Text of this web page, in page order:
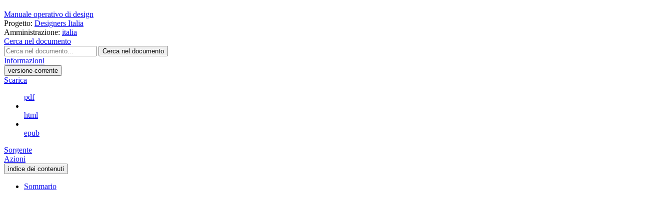
Manuale operativo di design
Progetto: Designers Italia
Amministrazione: italia
Cerca nel documento
Cerca nel documento
Informazioni
versione-corrente
Scarica
pdf
html
epub
Sorgente
Azioni
indice dei contenuti
Sommario